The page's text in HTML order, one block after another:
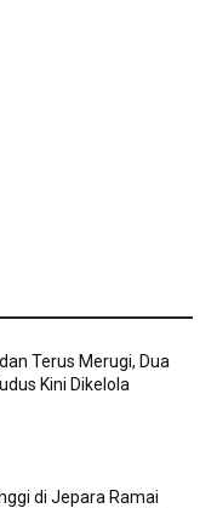
Terus Merugi, Dua
Kini Dikelola
di Jepara Ramai